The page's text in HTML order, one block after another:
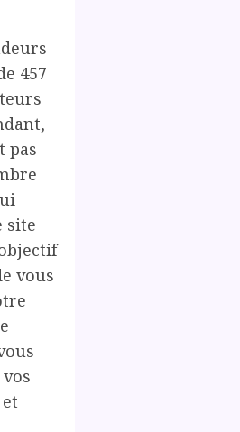
457
pas
site
vous